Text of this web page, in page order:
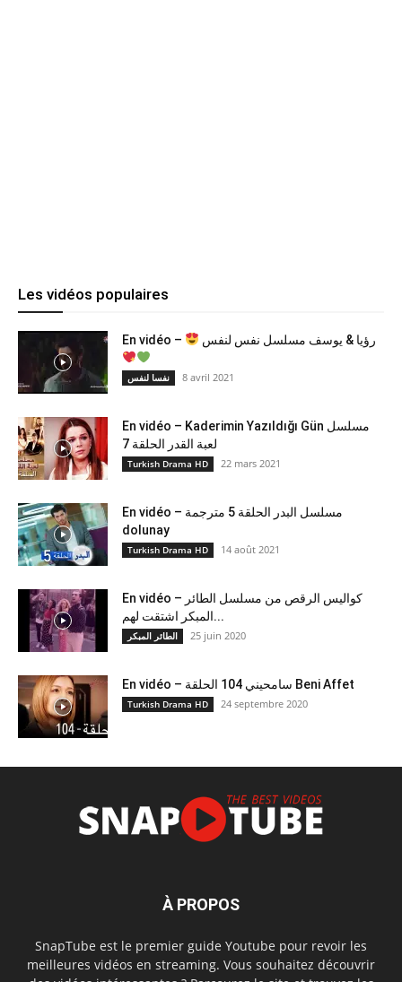
Les vidéos populaires
En vidéo – رؤيا & يوسف مسلسل نفس لنفس
نفسا لنفس 8 avril 2021
En vidéo – Kaderimin Yazıldığı Gün مسلسل
لعبة القدر الحلقة 7
Turkish Drama HD 22 mars 2021
En vidéo – مسلسل البدر الحلقة 5 مترجمة
dolunay
Turkish Drama HD 14 août 2021
En vidéo – كواليس الرقص من مسلسل الطائر
المبكر اشتقت لهم...
الطائر المبكر 25 juin 2020
En vidéo – سامحيني 104 الحلقة Beni Affet
Turkish Drama HD 24 septembre 2020
À PROPOS
SnapTube est le premier guide Youtube pour revoir les
meilleures vidéos en streaming. Vous souhaitez découvrir